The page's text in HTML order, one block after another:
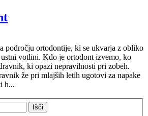
področju ortodontije, ki se ukvarja z obliko
votlini. Kdo je ortodont izvemo, ko
ki opazi nepravilnosti pri zobeh.
že pri mlajših letih ugotovi za napake
h...